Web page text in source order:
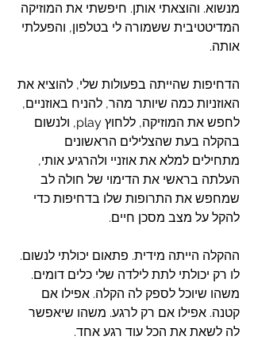
מנשוא. והוצאתי אותן. חיפשתי את המוזיקה
המדיטטיבית ששמורה לי בטלפון, והפעלתי
אותה.
הדחיפות שהייתה בפעולות שלי, להוציא את
האוזניות כמה שיותר מהר, להניח באוזניים,
לחפש את המוזיקה, ללחוץ play, ולנשום
בהקלה בעת שהצלילים הראשונים
מתחילים למלא את אוזניי ולהרגיע אותי,
העלתה בראשי את הדימוי של חולה לב
שמחפש את התרופות שלו בדחיפות כדי
להקל על מצב מסכן חיים.
ההקלה הייתה מידית. פתאום יכולתי לנשום.
לו רק יכולתי לתת לילדה שלי כלים דומים.
משהו שיוכל לספק לה הקלה. אפילו אם
קטנה. אפילו אם רק לרגע. משהו שיאפשר
לה לשאת את הכל עוד רגע אחד.